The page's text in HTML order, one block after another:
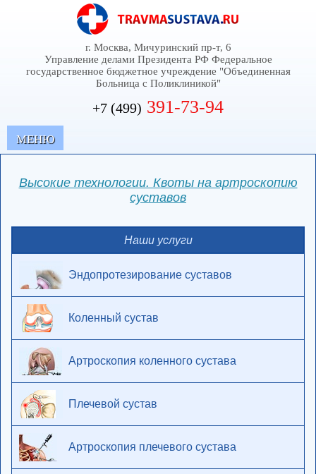
г. Москва, Мичуринский пр-т, 6
Управление делами Президента РФ Федеральное
государственное бюджетное учреждение "Объединенная
Больница с Поликлиникой"
+7 (499) 391-73-94
MЕНЮ
Высокие технологии. Квоты на артроскопию
суставов
Наши услуги
Эндопротезирование суставов
Коленный сустав
Артроскопия коленного сустава
Плечевой сустав
Артроскопия плечевого сустава